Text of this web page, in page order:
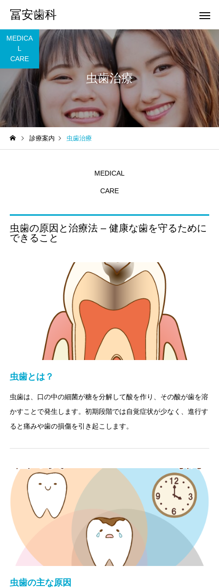
冨安歯科
マタニティ歯科
審美歯科
マスクを外す生活とホワイ
矯正歯科
歯並びと第一印象の関
虫歯治療
MEDICA
L
CARE
診療案内 虫歯治療
MEDICAL
CARE
虫歯の原因と治療法 – 健康な歯を守るために
できること
虫歯とは？
虫歯は、口の中の細菌が糖を分解して酸を作り、その酸が歯を溶
かすことで発生します。初期段階では自覚症状が少なく、進行す
ると痛みや歯の損傷を引き起こします。
虫歯の主な原因